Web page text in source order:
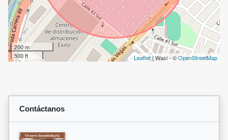
200 m
500 ft
Leaflet| Wasi - ©OpenStreetMap
Contáctanos